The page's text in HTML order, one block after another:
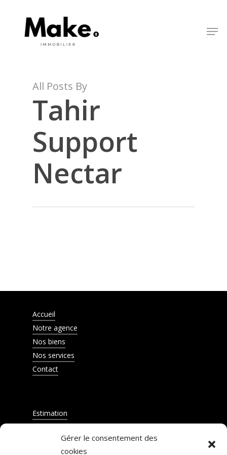
Gérer le consentement des
cookies
All Posts By
Tahir
Support
Nectar
Accueil
Notre agence
Nos biens
Nos services
Contact
Estimation
Barème d'honoraires
Mentions légales
Close